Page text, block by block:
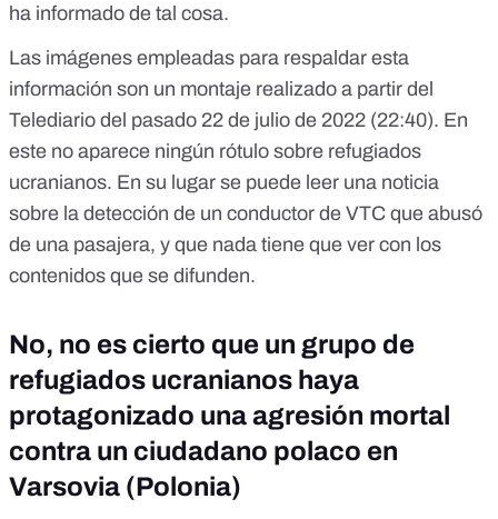
ha informado de tal cosa.
Las imágenes empleadas para respaldar esta
información son un montaje realizado a partir del
Telediario del pasado 22 de julio de 2022 (22:40). En
este no aparece ningún rótulo sobre refugiados
ucranianos. En su lugar se puede leer una noticia
sobre la detección de un conductor de VTC que abusó
de una pasajera, y que nada tiene que ver con los
contenidos que se difunden.
No, no es cierto que un grupo de
refugiados ucranianos haya
protagonizado una agresión mortal
contra un ciudadano polaco en
Varsovia (Polonia)